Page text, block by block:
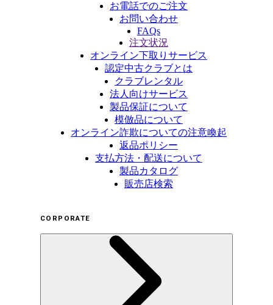
お電話でのご注文
お問い合わせ
FAQs
注文状況
オンライン下取りサービス
認定中古クラブとは
クラブレンタル
法人向けサービス
製品保証について
模倣品について
オンライン詐欺についての注意喚起
返品ポリシー
支払方法・配送について
製品カタログ
販売店検索
CORPORATE